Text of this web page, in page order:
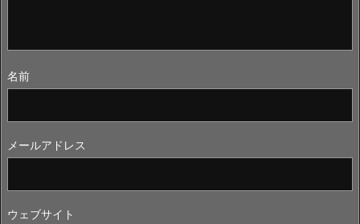
名前
メールアドレス
ウェブサイト